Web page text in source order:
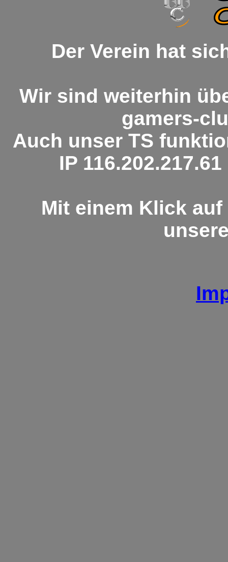
Der Verein hat
Wir sind weiterhin
gamers-
Auch unser TS
IP
Mit einem Klick